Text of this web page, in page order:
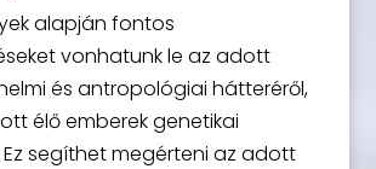
alapján fontos
vonhatunk le az adott
és antropológiai hátteréről,
élő emberek genetikai
Ez segíthet megérteni az adott